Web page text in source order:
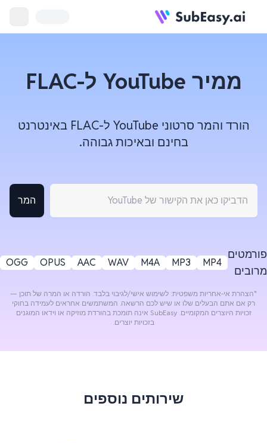
ממיר YouTube ל-FLAC
הורד והמר סרטוני YouTube ל-FLAC באינטרנט
בחינם ובאיכות גבוהה.
המר
פורמטים
מרובים
MP4
MP3
M4A
WAV
AAC
OPUS
OGG
*הצהרת אי-אחריות משפטית: לשימוש אישי/לגיבוי בלבד. הורדה או המרה של תוכן —
רק אם אתם הבעלים שלו או שיש לכם הרשאה. המשתמשים אחראים לעמידה בחוקי
זכויות היוצרים המקומיים. SubEasy אינה תומכת בהורדת מוזיקה או וידאו המוגנים
בזכויות יוצרים.
שירותים נוספים